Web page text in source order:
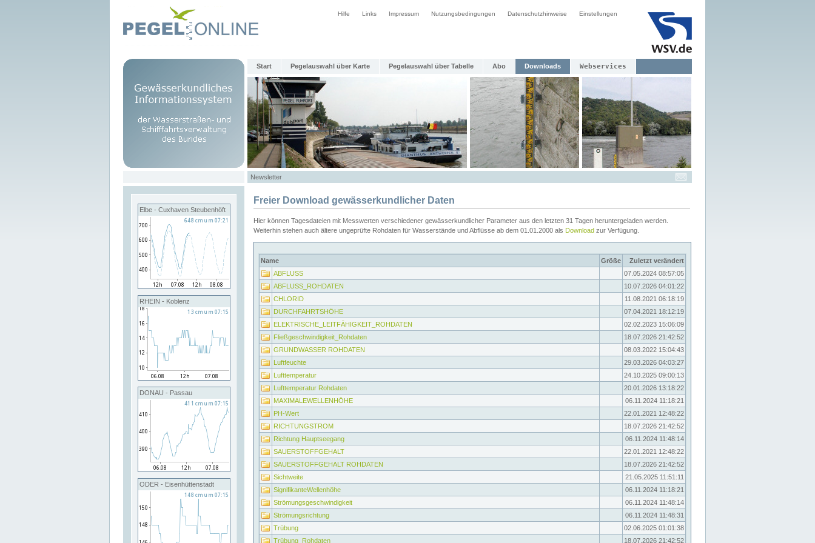
Hilfe Links Impressum Nutzungsbedingungen Datenschutzhinweise Einstellungen
Start Pegelauswahl über Karte Pegelauswahl über Tabelle Abo Downloads Webservices
Newsletter
Elbe - Cuxhaven Steubenhöft
RHEIN - Koblenz
DONAU - Passau
ODER - Eisenhüttenstadt
Freier Download gewässerkundlicher Daten
Hier können Tagesdateien mit Messwerten verschiedener gewässerkundlicher Parameter aus den letzten 31 Tagen heruntergeladen werden.
Weiterhin stehen auch ältere ungeprüfte Rohdaten für Wasserstände und Abflüsse ab dem 01.01.2000 als Download zur Verfügung.
Name Größe
Zuletzt verändert
ABFLUSS
07.05.2024 08:57:05
ABFLUSS_ROHDATEN
10.07.2026 04:01:22
CHLORID
11.08.2021 06:18:19
DURCHFAHRTSHÖHE
07.04.2021 18:12:19
ELEKTRISCHE_LEITFÄHIGKEIT_ROHDATEN
02.02.2023 15:06:09
Fließgeschwindigkeit_Rohdaten
18.07.2026 21:42:52
GRUNDWASSER ROHDATEN
08.03.2022 15:04:43
Luftfeuchte
29.03.2026 04:03:27
Lufttemperatur
24.10.2025 09:00:13
Lufttemperatur Rohdaten
20.01.2026 13:18:22
MAXIMALEWELLENHÖHE
06.11.2024 11:18:21
PH-Wert
22.01.2021 12:48:22
RICHTUNGSTROM
18.07.2026 21:42:52
Richtung Hauptseegang
06.11.2024 11:48:14
SAUERSTOFFGEHALT
22.01.2021 12:48:22
SAUERSTOFFGEHALT ROHDATEN
18.07.2026 21:42:52
Sichtweite
21.05.2025 11:51:11
SignifikanteWellenhöhe
06.11.2024 11:18:21
Strömungsgeschwindigkeit
06.11.2024 11:48:14
Strömungsrichtung
06.11.2024 11:48:31
Trübung
02.06.2025 01:01:38
Trübung_Rohdaten
18.07.2026 21:42:52